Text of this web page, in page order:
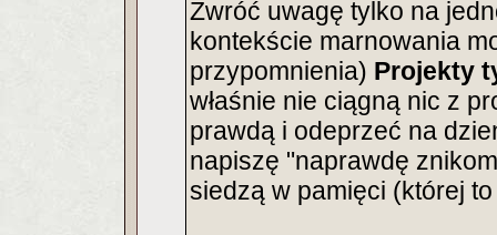
Zwróć uwagę tylko na
kontekście marnowania
przypomnienia) Projekty
właśnie nie ciągną nic z
prawdą i odeprzeć na
napiszę "naprawdę
siedzą w pamięci (której